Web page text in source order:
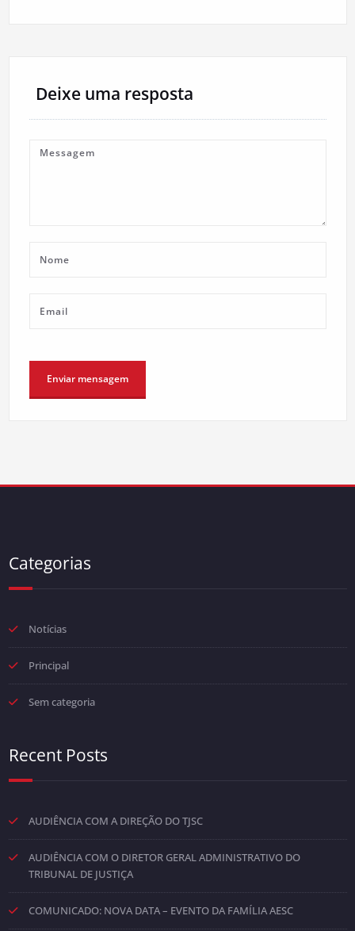
Deixe uma resposta
Categorias
Notícias
Principal
Sem categoria
Recent Posts
AUDIÊNCIA COM A DIREÇÃO DO TJSC
AUDIÊNCIA COM O DIRETOR GERAL ADMINISTRATIVO DO
TRIBUNAL DE JUSTIÇA
COMUNICADO: NOVA DATA – EVENTO DA FAMÍLIA AESC